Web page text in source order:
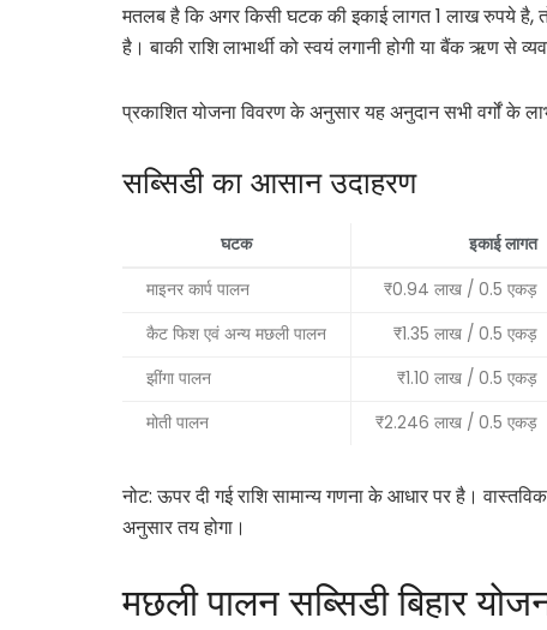
मतलब है कि अगर किसी घटक की इकाई लागत 1 लाख रुपये है,
है। बाकी राशि लाभार्थी को स्वयं लगानी होगी या बैंक ऋण से
प्रकाशित योजना विवरण के अनुसार यह अनुदान सभी वर्गों के
सब्सिडी का आसान उदाहरण
घटक इकाई लागत
माइनर कार्प पालन
₹0.94 लाख / 0.5 एकड़
कैट फिश एवं अन्य मछली पालन
₹1.35 लाख / 0.5 एकड़
झींगा पालन
₹1.10 लाख / 0.5 एकड़
मोती पालन
₹2.246 लाख / 0.5 एकड़
नोट: ऊपर दी गई राशि सामान्य गणना के आधार पर है।
अनुसार तय होगा।
मछली पालन सब्सिडी बिहार